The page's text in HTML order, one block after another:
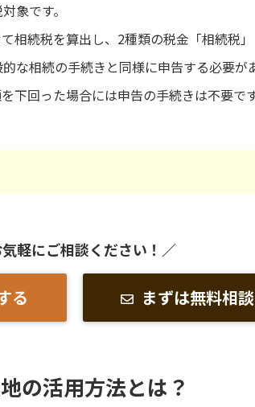
象です。
相続税を算出し、2種類の税金「相続税」
な相続の手続きと同様に申告する必要が
下回った場合には申告の手続きは不要です
軽にご相談ください！／
る まずは無料相
の活用方法とは？